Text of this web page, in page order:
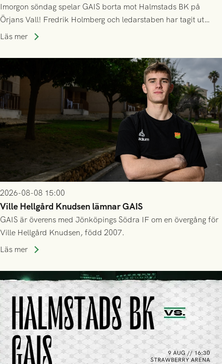
Imorgon söndag spelar GAIS borta mot Halmstads BK på
Örjans Vall! Fredrik Holmberg och ledarstaben har tagit ut
följande trupp till matchen:
Läs mer
2026-08-08 15:00
Ville Hellgård Knudsen lämnar GAIS
GAIS är överens med Jönköpings Södra IF om en övergång för
Ville Hellgård Knudsen, född 2007.
Läs mer